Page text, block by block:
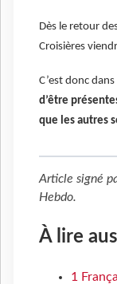
Dès le retour
Croisières
C’est donc
d’être
que les autres
Article signé
Hebdo.
À lire
1